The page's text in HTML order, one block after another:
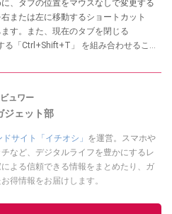
、タブの位置をマウスなしで変更する
または左に移動するショートカット
す。また、現在のタブを閉じる
る「Ctrl+Shift+T」 を組み合わせること
ュワー
ェット部
ドサイト「イチオシ」 を運営。スマホや
など、デジタルライフを豊かにするレ
よる信頼できる情報をまとめたり、ガ
得情報をお届けします。
のイチオシストの他の記事を読む